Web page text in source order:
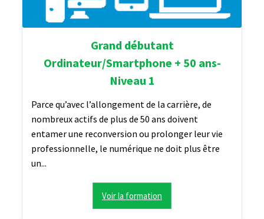
Grand débutant
Ordinateur/Smartphone + 50 ans-
Niveau 1
Parce qu’avec l’allongement de la carrière, de
nombreux actifs de plus de 50 ans doivent
entamer une reconversion ou prolonger leur vie
professionnelle, le numérique ne doit plus être
un...
Voir la formation